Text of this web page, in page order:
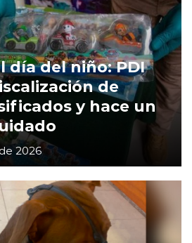
día del niño: PDI
de
y hace un
2026